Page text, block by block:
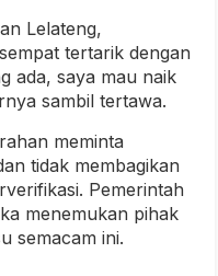
Lelateng,
tertarik dengan
ada, saya mau naik
sambil tertawa.
meminta
tidak membagikan
Pemerintah
menemukan pihak
semacam ini.